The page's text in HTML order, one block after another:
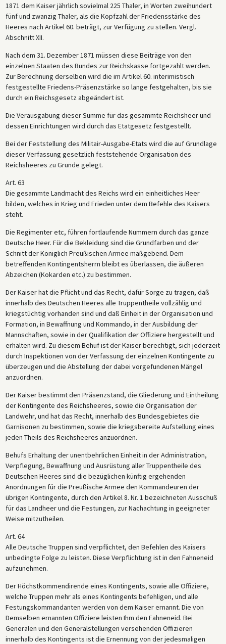
1871 dem Kaiser jährlich sovielmal 225 Thaler, in Worten zweihundert
fünf und zwanzig Thaler, als die Kopfzahl der Friedensstärke des
Heeres nach Artikel 60. beträgt, zur Verfügung zu stellen. Vergl.
Abschnitt XII.
Nach dem 31. Dezember 1871 müssen diese Beiträge von den
einzelnen Staaten des Bundes zur Reichskasse fortgezahlt werden.
Zur Berechnung derselben wird die im Artikel 60. interimistisch
festgestellte Friedens-Präsenzstärke so lange festgehalten, bis sie
durch ein Reichsgesetz abgeändert ist.
Die Verausgabung dieser Summe für das gesammte Reichsheer und
dessen Einrichtungen wird durch das Etatgesetz festgestellt.
Bei der Feststellung des Militair-Ausgabe-Etats wird die auf Grundlage
dieser Verfassung gesetzlich feststehende Organisation des
Reichsheeres zu Grunde gelegt.
Art. 63
Die gesammte Landmacht des Reichs wird ein einheitliches Heer
bilden, welches in Krieg und Frieden unter dem Befehle des Kaisers
steht.
Die Regimenter etc, führen fortlaufende Nummern durch das ganze
Deutsche Heer. Für die Bekleidung sind die Grundfarben und der
Schnitt der Königlich Preußischen Armee maßgebend. Dem
betreffenden Kontingentsherrn bleibt es überlassen, die äußeren
Abzeichen (Kokarden etc.) zu bestimmen.
Der Kaiser hat die Pflicht und das Recht, dafür Sorge zu tragen, daß
innerhalb des Deutschen Heeres alle Truppentheile vollzählig und
kriegstüchtig vorhanden sind und daß Einheit in der Organisation und
Formation, in Bewaffnung und Kommando, in der Ausbildung der
Mannschaften, sowie in der Qualifikation der Offiziere hergestellt und
erhalten wird. Zu diesem Behuf ist der Kaiser berechtigt, sich jederzeit
durch Inspektionen von der Verfassung der einzelnen Kontingente zu
überzeugen und die Abstellung der dabei vorgefundenen Mängel
anzuordnen.
Der Kaiser bestimmt den Präsenzstand, die Gliederung und Eintheilung
der Kontingente des Reichsheeres, sowie die Organisation der
Landwehr, und hat das Recht, innerhalb des Bundesgebietes die
Garnisonen zu bestimmen, sowie die kriegsbereite Aufstellung eines
jeden Theils des Reichsheeres anzuordnen.
Behufs Erhaltung der unentbehrlichen Einheit in der Administration,
Verpflegung, Bewaffnung und Ausrüstung aller Truppentheile des
Deutschen Heeres sind die bezüglichen künftig ergehenden
Anordnungen für die Preußische Armee den Kommandeuren der
übrigen Kontingente, durch den Artikel 8. Nr. 1 bezeichneten Ausschuß
für das Landheer und die Festungen, zur Nachachtung in geeigneter
Weise mitzutheilen.
Art. 64
Alle Deutsche Truppen sind verpflichtet, den Befehlen des Kaisers
unbedingte Folge zu leisten. Diese Verpflichtung ist in den Fahneneid
aufzunehmen.
Der Höchstkommendirende eines Kontingents, sowie alle Offiziere,
welche Truppen mehr als eines Kontingents befehligen, und alle
Festungskommandanten werden von dem Kaiser ernannt. Die von
Demselben ernannten Offiziere leisten Ihm den Fahneneid. Bei
Generalen und den Generalstellungen versehenden Offizieren
innerhalb des Kontingents ist die Ernennung von der jedesmaligen